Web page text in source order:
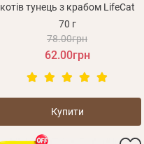
котів тунець з крабом LifeCat
70 г
78.00грн
62.00грн
Купити